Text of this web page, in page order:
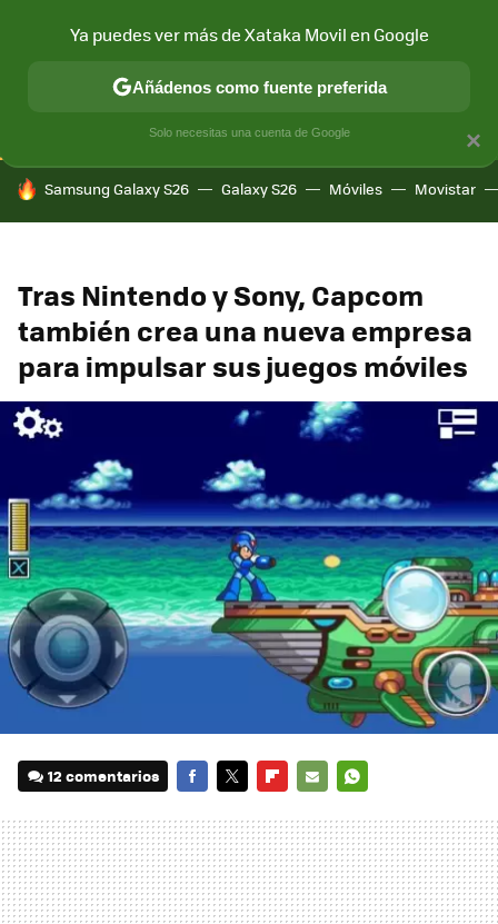
CONECTIVIDAD MÓVIL Y SOCIEDAD APLICACIONES
HOY SE HABLA DE
Samsung Galaxy S26 Galaxy S26 Móviles Movistar
Tras Nintendo y Sony, Capcom
también crea una nueva empresa
para impulsar sus juegos móviles
12 comentarios
MAIL
×
Ya puedes ver más de Xataka Movil en Google
Añádenos como fuente preferida
Solo necesitas una cuenta de Google